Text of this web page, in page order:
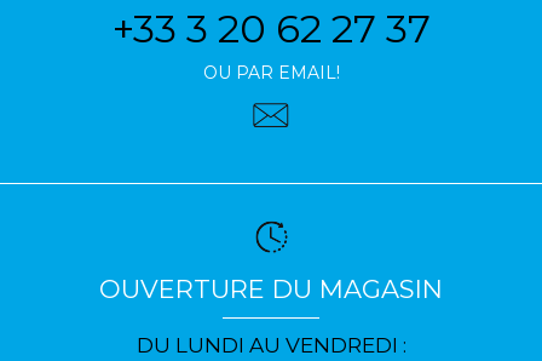
+33 3 20 62 27 37
OU PAR EMAIL!
OUVERTURE DU MAGASIN
DU LUNDI AU VENDREDI :